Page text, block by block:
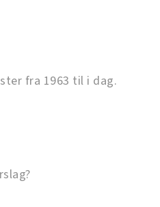
fra 1963 til i dag.